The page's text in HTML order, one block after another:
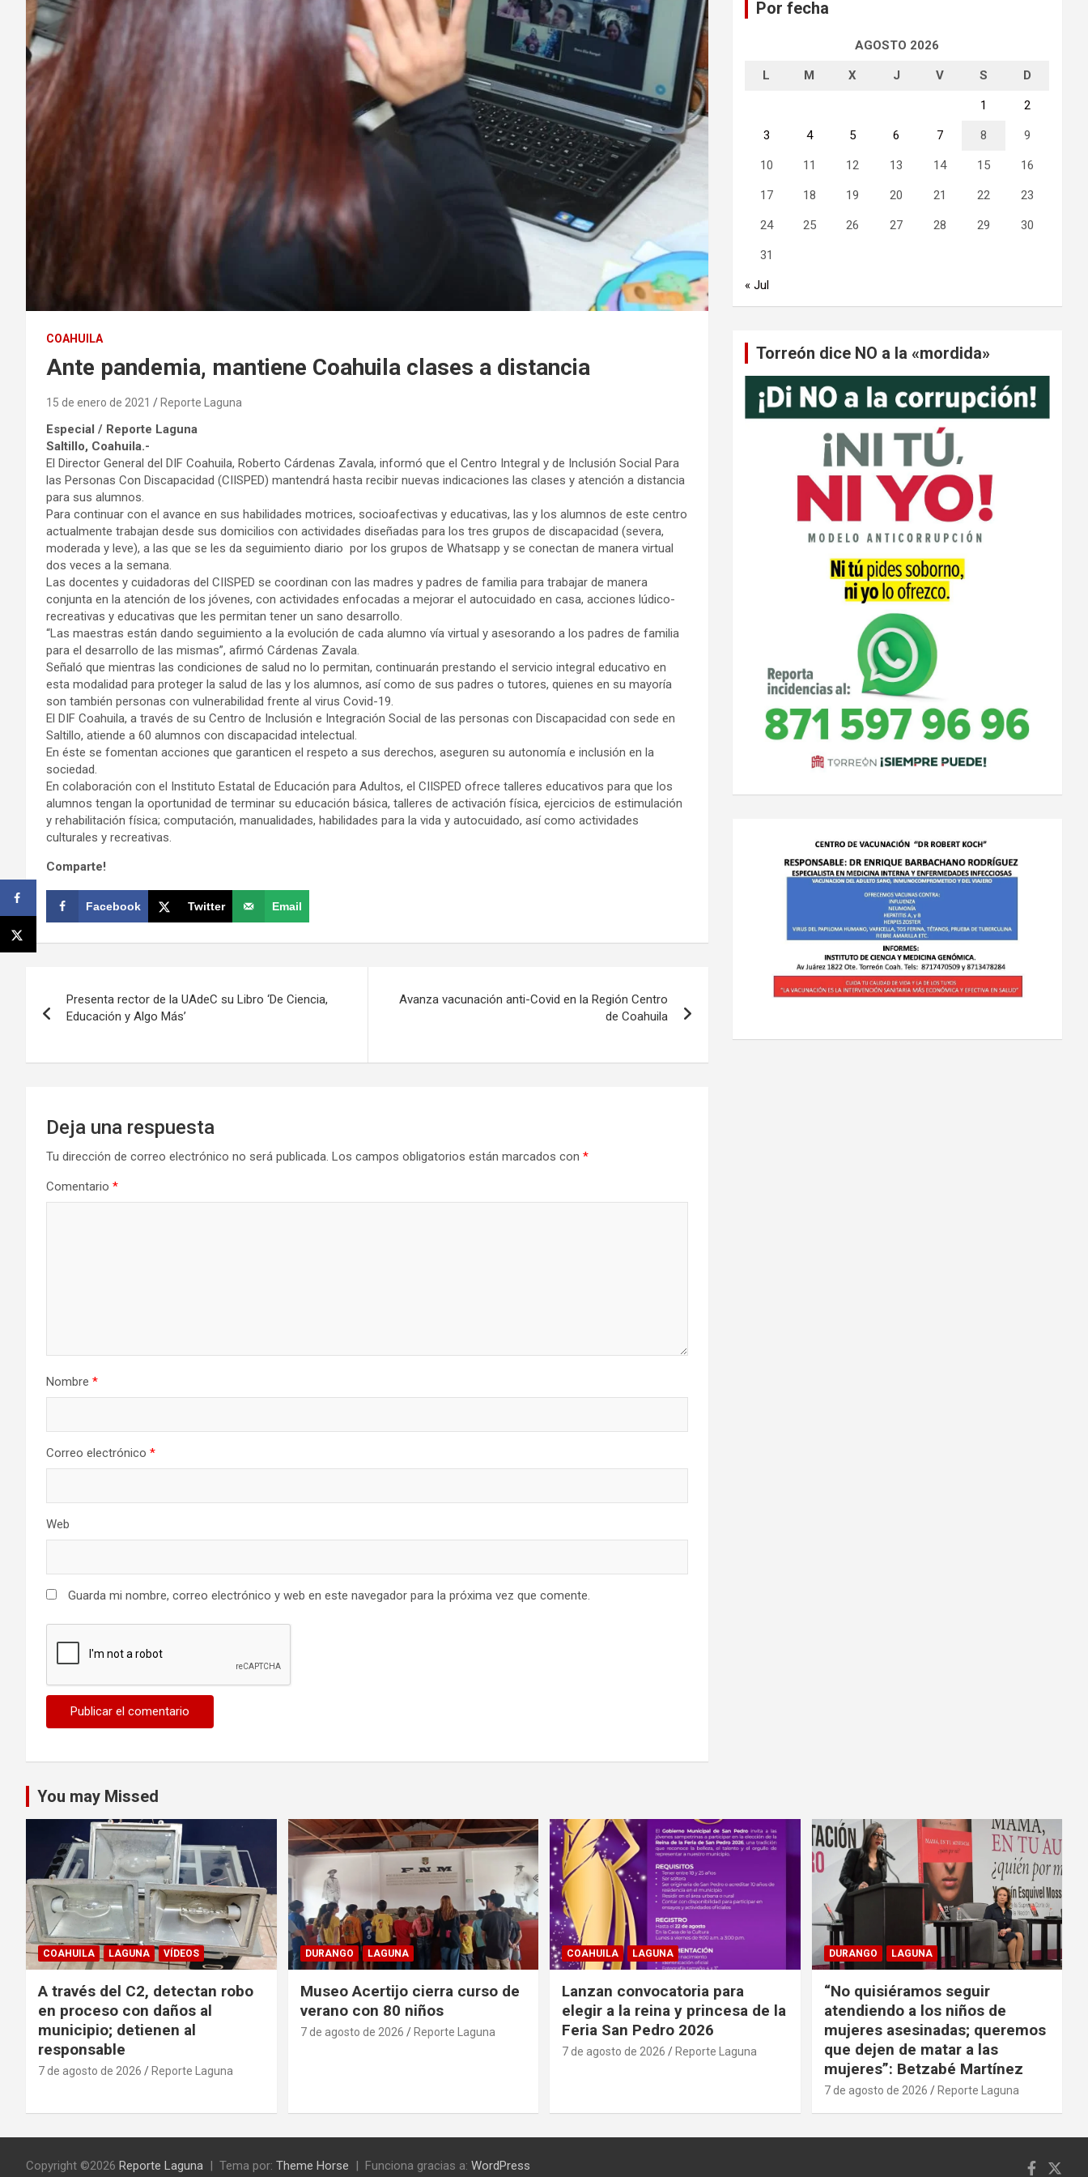
COAHUILA
Ante pandemia, mantiene Coahuila clases a distancia
15 de enero de 2021 Reporte Laguna
Especial / Reporte Laguna
Saltillo, Coahuila.-
El Director General del DIF Coahuila, Roberto Cárdenas Zavala, informó que el Centro Integral y de Inclusión Social Para
las Personas Con Discapacidad (CIISPED) mantendrá hasta recibir nuevas indicaciones las clases y atención a distancia
para sus alumnos.
Para continuar con el avance en sus habilidades motrices, socioafectivas y educativas, las y los alumnos de este centro
actualmente trabajan desde sus domicilios con actividades diseñadas para los tres grupos de discapacidad (severa,
moderada y leve), a las que se les da seguimiento diario por los grupos de Whatsapp y se conectan de manera virtual
dos veces a la semana.
Las docentes y cuidadoras del CIISPED se coordinan con las madres y padres de familia para trabajar de manera
conjunta en la atención de los jóvenes, con actividades enfocadas a mejorar el autocuidado en casa, acciones lúdico-
recreativas y educativas que les permitan tener un sano desarrollo.
“Las maestras están dando seguimiento a la evolución de cada alumno vía virtual y asesorando a los padres de familia
para el desarrollo de las mismas”, afirmó Cárdenas Zavala.
Señaló que mientras las condiciones de salud no lo permitan, continuarán prestando el servicio integral educativo en
esta modalidad para proteger la salud de las y los alumnos, así como de sus padres o tutores, quienes en su mayoría
son también personas con vulnerabilidad frente al virus Covid-19.
El DIF Coahuila, a través de su Centro de Inclusión e Integración Social de las personas con Discapacidad con sede en
Saltillo, atiende a 60 alumnos con discapacidad intelectual.
En éste se fomentan acciones que garanticen el respeto a sus derechos, aseguren su autonomía e inclusión en la
sociedad.
En colaboración con el Instituto Estatal de Educación para Adultos, el CIISPED ofrece talleres educativos para que los
alumnos tengan la oportunidad de terminar su educación básica, talleres de activación física, ejercicios de estimulación
y rehabilitación física; computación, manualidades, habilidades para la vida y autocuidado, así como actividades
culturales y recreativas.
Comparte!
Facebook Twitter Email
de
Presenta rector de la UAdeC su Libro ‘De Ciencia,
Educación y Algo Más’
Avanza vacunación anti-Covid en la Región Centro
de Coahuila
Deja una respuesta
Tu dirección de correo electrónico no será publicada. Los campos obligatorios están marcados con *
Comentario *
Nombre *
Correo electrónico *
Web
Guarda mi nombre, correo electrónico y web en este navegador para la próxima vez que comente.
Por fecha
AGOSTO 2026
L M X J V S D
1 2
3 4 5 6 7 8 9
10 11 12 13 14 15 16
17 18 19 20 21 22 23
24 25 26 27 28 29 30
31
« Jul
Torreón dice NO a la «mordida»
You may Missed
COAHUILA LAGUNA VÍDEOS
A través del C2, detectan robo
en proceso con daños al
municipio; detienen al
responsable
7 de agosto de 2026 Reporte Laguna
DURANGO LAGUNA
Museo Acertijo cierra curso de
verano con 80 niños
7 de agosto de 2026 Reporte Laguna
COAHUILA LAGUNA
Lanzan convocatoria para
elegir a la reina y princesa de la
Feria San Pedro 2026
7 de agosto de 2026 Reporte Laguna
DURANGO LAGUNA
“No quisiéramos seguir
atendiendo a los niños de
mujeres asesinadas; queremos
que dejen de matar a las
mujeres”: Betzabé Martínez
7 de agosto de 2026 Reporte Laguna
Copyright ©2026 Reporte Laguna Tema por: Theme Horse Funciona gracias a: WordPress